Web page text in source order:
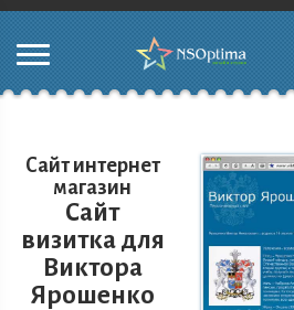
Сайт интернет
магазин
Сайт
визитка для
Виктора
Ярошенко